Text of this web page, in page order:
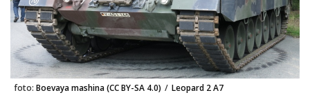
foto: Boevaya mashina (CC BY-SA 4.0) / Leopard 2 A7